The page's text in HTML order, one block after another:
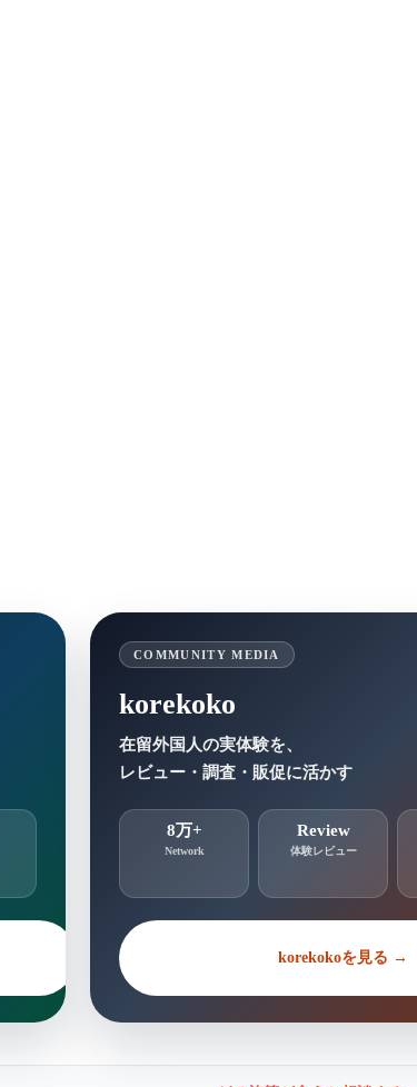
COMMUNITY MEDIA
korekoko
在留外国人の実体験を、
レビュー・調査・販促に活かす
8万+
Network
Review
体験レビュー
korekokoを見る →